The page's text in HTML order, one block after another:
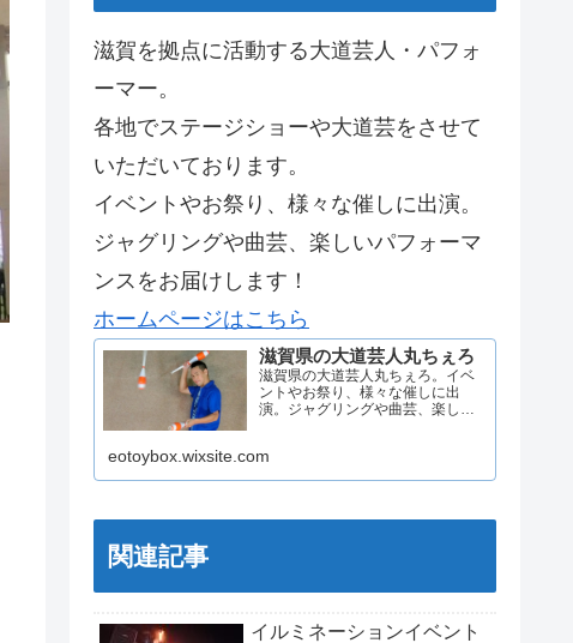
滋賀を拠点に活動する大道芸人・パフォ
ーマー。
各地でステージショーや大道芸をさせて
いただいております。
イベントやお祭り、様々な催しに出演。
ジャグリングや曲芸、楽しいパフォーマ
ンスをお届けします！
ホームページはこちら
滋賀県の大道芸人丸ちぇろ
滋賀県の大道芸人丸ちぇろ。イベ
ントやお祭り、様々な催しに出
演。ジャグリングや曲芸、楽しい
eotoybox.wixsite.com
関連記事
イルミネーションイベント